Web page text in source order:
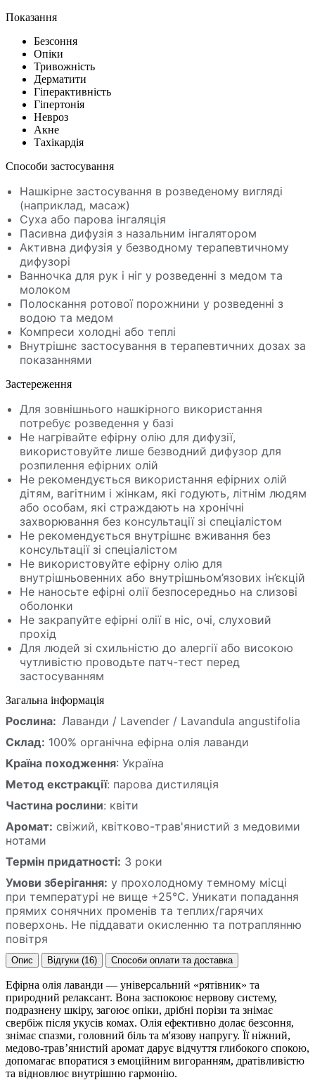
Показання
Безсоння
Опіки
Тривожність
Дерматити
Гіперактивність
Гіпертонія
Невроз
Акне
Тахікардія
Способи застосування
Нашкірне застосування в розведеному вигляді
(наприклад, масаж)
Суха або парова інгаляція
Пасивна дифузія з назальним інгалятором
Активна дифузія у безводному терапевтичному
дифузорі
Ванночка для рук і ніг у розведенні з медом та
молоком
Полоскання ротової порожнини у розведенні з
водою та медом
Компреси холодні або теплі
Внутрішнє застосування в терапевтичних дозах за
показаннями
Застереження
Для зовнішнього нашкірного використання
потребує розведення у базі
Не нагрівайте ефірну олію для дифузії,
використовуйте лише безводний дифузор для
розпилення ефірних олій
Не рекомендується використання ефірних олій
дітям, вагітним і жінкам, які годують, літнім людям
або особам, які страждають на хронічні
захворювання без консультації зі спеціалістом
Не рекомендується внутрішнє вживання без
консультації зі спеціалістом
Не використовуйте ефірну олію для
внутрішньовенних або внутрішньом’язових ін’єкцій
Не наносьте ефірні олії безпосередньо на слизові
оболонки
Не закрапуйте ефірні олії в ніс, очі, слуховий
прохід
Для людей зі схильністю до алергії або високою
чутливістю проводьте патч-тест перед
застосуванням
Загальна інформація
Рослина: Лаванди / Lavender / Lavandula angustifolia
Склад: 100% органічна ефірна олія лаванди
Країна походження: Україна
Метод екстракції: парова дистиляція
Частина рослини: квіти
Аромат: свіжий, квітково-трав'янистий з медовими
нотами
Термін придатності: 3 роки
Умови зберігання: у прохолодному темному місці
при температурі не вище +25°C. Уникати попадання
прямих сонячних променів та теплих/гарячих
поверхонь. Не піддавати окисленню та потраплянню
повітря
Опис Відгуки (16) Способи оплати та доставка
Ефірна олія лаванди — універсальний «рятівник» та
природний релаксант. Вона заспокоює нервову систему,
подразнену шкіру, загоює опіки, дрібні порізи та знімає
свербіж після укусів комах. Олія ефективно долає безсоння,
знімає спазми, головний біль та м'язову напругу. Її ніжний,
медово-трав’янистий аромат дарує відчуття глибокого спокою,
допомагає впоратися з емоційним вигоранням, дратівливістю
та відновлює внутрішню гармонію.